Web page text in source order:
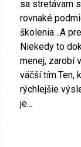
sa stretávam
rovnaké
školenia…A
Niekedy to
menej, zarobí
väčší tím.Ten,
rýchlejšie
je...